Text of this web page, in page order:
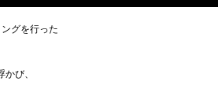
グを行った
び、